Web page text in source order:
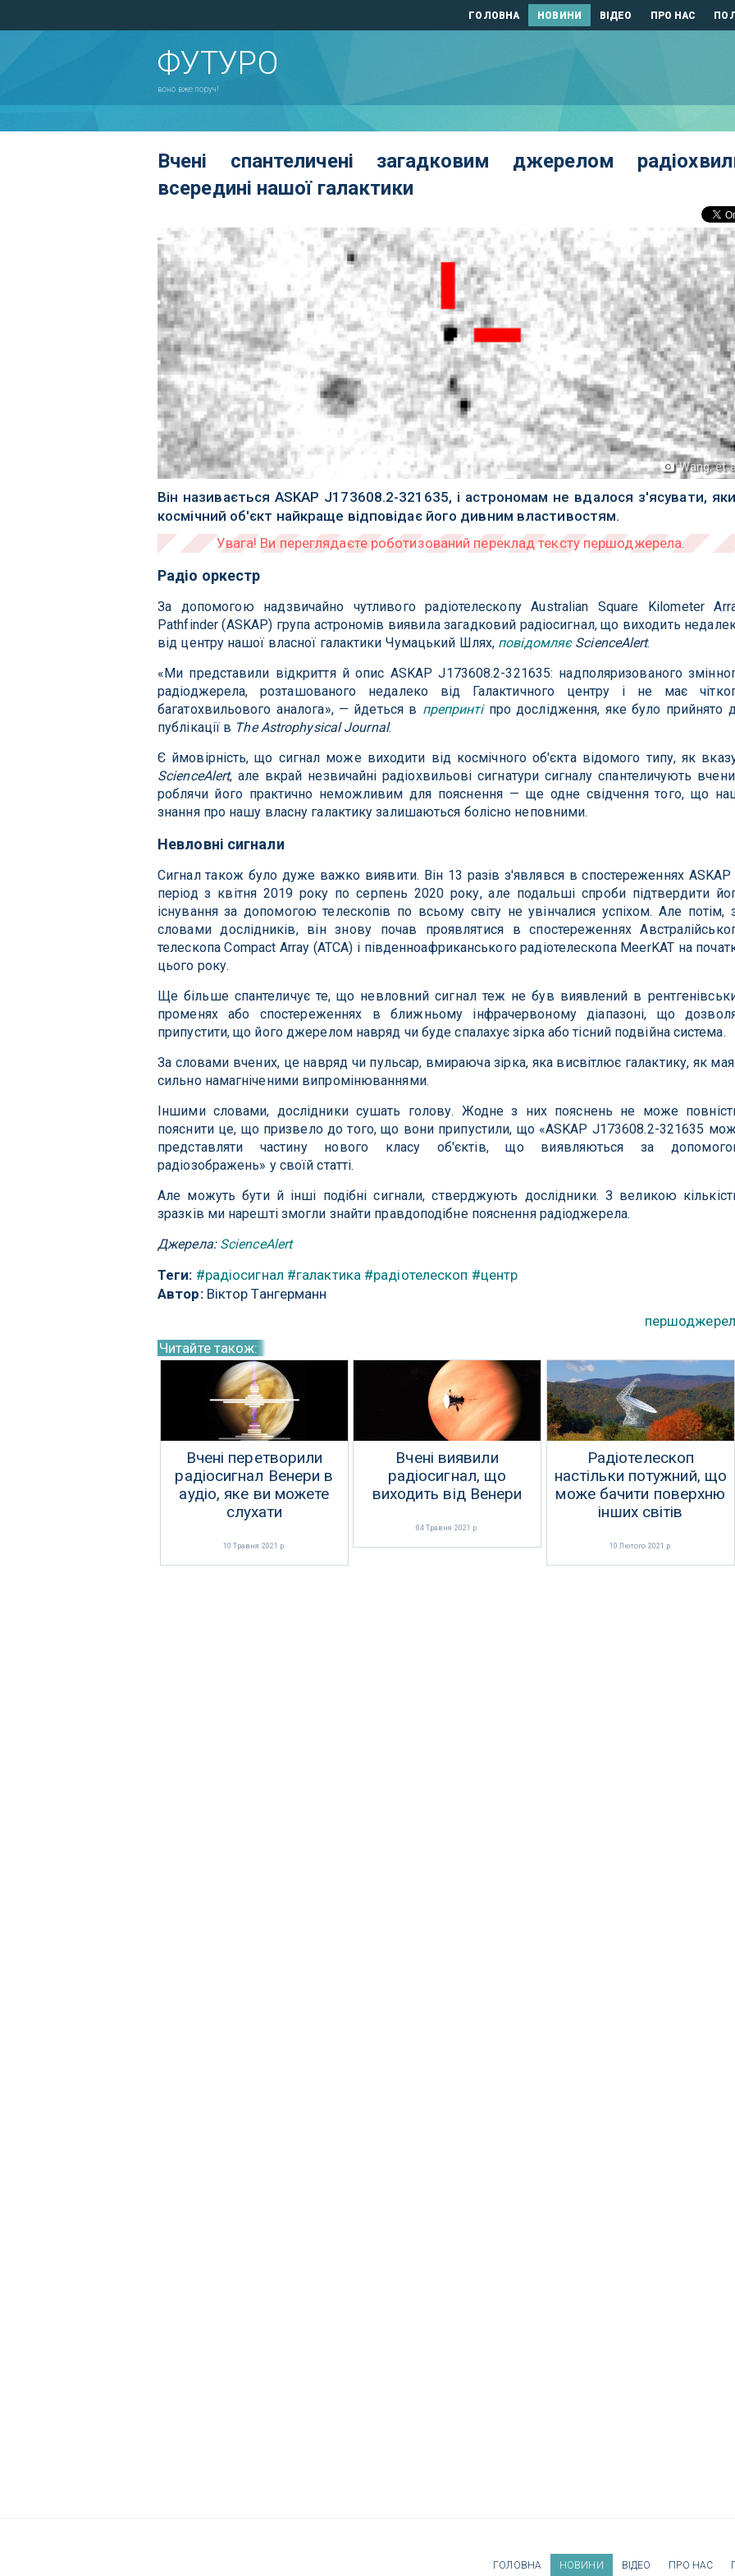
ГОЛОВНА НОВИНИ ВІДЕО ПРО НАС
ФУТУРО
воно вже поруч!
Вчені спантеличені загадковим джерелом
всередині нашої галактики
Wang, et
Він називається ASKAP J173608.2-321635, і астрономам не вдалося з'ясувати,
космічний об'єкт найкраще відповідає його дивним властивостям.
Радіо оркестр
За допомогою надзвичайно чутливого радіотелескопу Australian Square Kilometer
Pathfinder (ASKAP) група астрономів виявила загадковий радіосигнал, що виходить
від центру нашої власної галактики Чумацький Шлях, повідомляє ScienceAlert.
«Ми представили відкриття й опис ASKAP J173608.2-321635: надполяризованого
радіоджерела, розташованого недалеко від Галактичного центру і не має
багатохвильового аналога», — йдеться в препринтіпро дослідження, яке було прийнято
публікації в The Astrophysical Journal.
Є ймовірність, що сигнал може виходити від космічного об'єкта відомого типу, як
ScienceAlert, але вкрай незвичайні радіохвильові сигнатури сигналу спантеличують
роблячи його практично неможливим для пояснення — ще одне свідчення того, що
знання про нашу власну галактику залишаються болісно неповними.
Невловні сигнали
Сигнал також було дуже важко виявити. Він 13 разів з'являвся в спостереженнях ASKAP
період з квітня 2019 року по серпень 2020 року, але подальші спроби підтвердити
існування за допомогою телескопів по всьому світу не увінчалися успіхом. Але потім,
словами дослідників, він знову почав проявлятися в спостереженнях
телескопа Compact Array (ATCA) і південноафриканського радіотелескопа MeerKAT на
цього року.
Ще більше спантеличує те, що невловний сигнал теж не був виявлений в
променях або спостереженнях в ближньому інфрачервоному діапазоні, що
припустити, що його джерелом навряд чи буде спалахує зірка або тісний подвійна система.
За словами вчених, це навряд чи пульсар, вмираюча зірка, яка висвітлює галактику, як
сильно намагніченими випромінюваннями.
Іншими словами, дослідники сушать голову. Жодне з них пояснень не може
пояснити це, що призвело до того, що вони припустили, що «ASKAP J173608.2-321635
представляти частину нового класу об'єктів, що виявляються за
радіозображень» у своїй статті.
Але можуть бути й інші подібні сигнали, стверджують дослідники. З великою
зразків ми нарешті змогли знайти правдоподібне пояснення радіоджерела.
Джерела: ScienceAlert
Теги: #радіосигнал #галактика #радіотелескоп #центр
Автор:Віктор Тангерманн
Читайте також:
Вчені перетворили
радіосигнал Венери в
аудіо, яке ви можете
слухати
10 Травня 2021 р.
Вчені виявили
радіосигнал, що
виходить від Венери
04 Травня 2021 р.
Радіотелескоп
настільки потужний, що
може бачити поверхню
інших світів
10 Лютого 2021 р.
ГОЛОВНА НОВИНИ ВІДЕО ПРО НАС